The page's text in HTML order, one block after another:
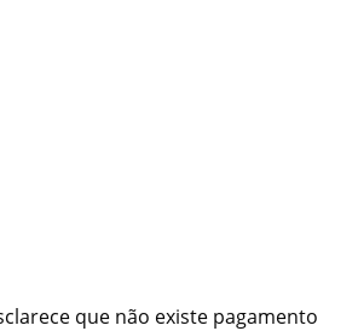
que não existe pagamento